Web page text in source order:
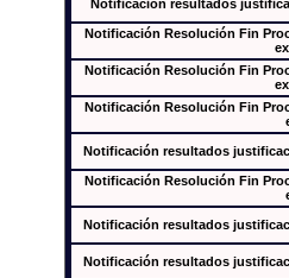
Notificación resultados
Notificación Resolución Fin
Notificación Resolución Fin
Notificación Resolución Fin
Notificación resultados
Notificación Resolución Fin
Notificación resultados
Notificación resultados